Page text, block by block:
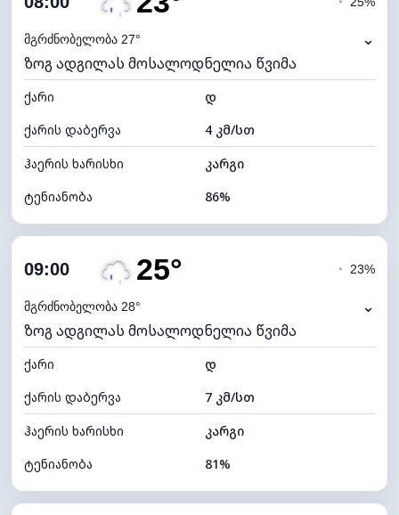
ნამის წერტილი
ხილვადობა
10 კმ
განათების ინდექსი 4 (მკრთალი)
ღრუბლის სიმაღლე 5920 მ
მგრძნობელობა 27° ⌄
ზოგ ადგილას მოსალოდნელია წვიმა
ქარი
დ
ქარის დაბერვა
4 კმ/სთ
ჰაერის ხარისხი
კარგი
ტენიანობა
86%
ღრუბლიანობა
ნამის წერტილი
ხილვადობა
10 კმ
განათების ინდექსი 7 (ნათელი)
ღრუბლის სიმაღლე 7360 მ
09:00 25°
მგრძნობელობა 28°
◔ 23%
⌄
ზოგ ადგილას მოსალოდნელია წვიმა
ქარი
დ
ქარის დაბერვა
7 კმ/სთ
ჰაერის ხარისხი
კარგი
ტენიანობა
81%